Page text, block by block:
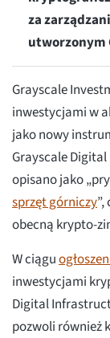
za
utworzonym
Grayscale
inwestycjami w
jako nowy
Grayscale
opisano jako
sprzęt górniczy
obecną krypto-
W ciągu
inwestycjami
Digital
pozwoli również